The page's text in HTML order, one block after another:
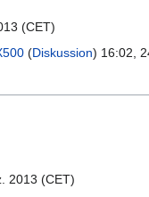
(CET)
(Diskussion) 16:02,
2013 (CET)